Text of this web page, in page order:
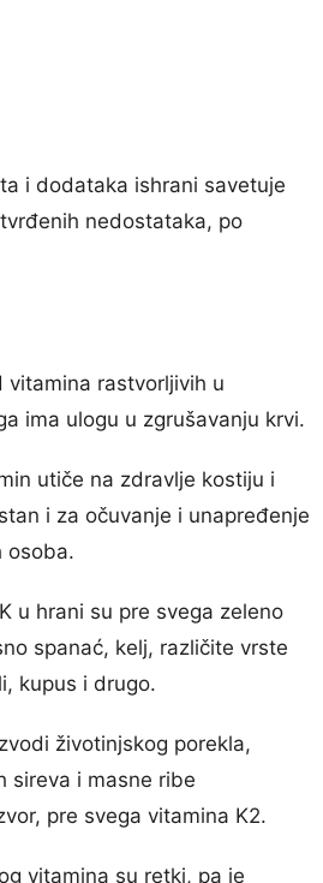
i dodataka ishrani savetuje
nedostataka, po
vitamina rastvorljivih u
ima ulogu u zgrušavanju krvi.
utiče na zdravlje kostiju i
i za očuvanje i unapređenje
osoba.
u hrani su pre svega zeleno
spanać, kelj, različite vrste
kupus i drugo.
životinjskog porekla,
sireva i masne ribe
pre svega vitamina K2.
vitamina su retki, pa je